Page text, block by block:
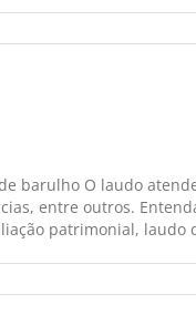
barulho O laudo
entre outros.
patrimonial,